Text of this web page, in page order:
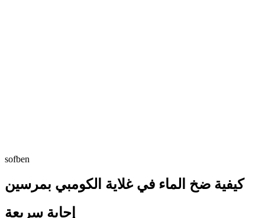
sofben
كيفية ضخ الماء في غلاية الكومبي بمرسين
إجابة سريعة